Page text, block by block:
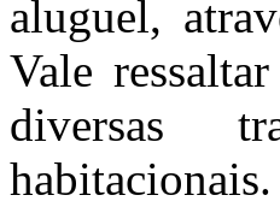
aluguel,
Vale
diversas
habitacionais.